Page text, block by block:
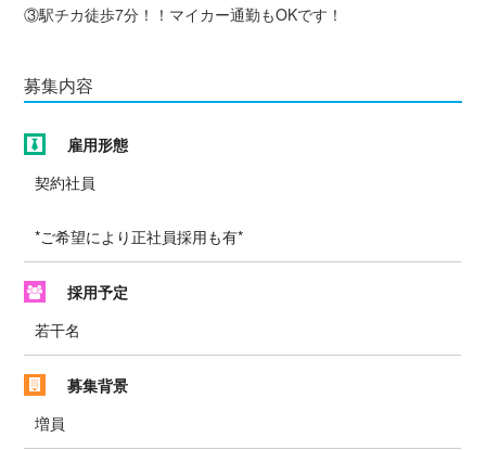
③駅チカ徒歩7分！！マイカー通勤もOKです！
募集内容
雇用形態
契約社員
*ご希望により正社員採用も有*
採用予定
若干名
募集背景
増員